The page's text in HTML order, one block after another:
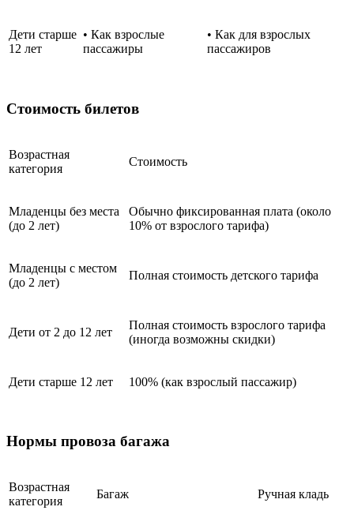
Дети старше
12 лет
• Как взрослые
пассажиры
• Как для взрослых
пассажиров
Стоимость билетов
Возрастная
категория
Стоимость
Младенцы без места
(до 2 лет)
Обычно фиксированная плата (около
10% от взрослого тарифа)
Младенцы с местом
(до 2 лет)
Полная стоимость детского тарифа
Дети от 2 до 12 лет
Полная стоимость взрослого тарифа
(иногда возможны скидки)
Дети старше 12 лет 100% (как взрослый пассажир)
Нормы провоза багажа
Возрастная
категория
Багаж Ручная кладь